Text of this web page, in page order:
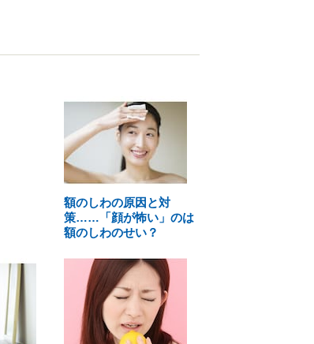
額のしわの原因と対
策……「顔が怖い」のは
額のしわのせい？